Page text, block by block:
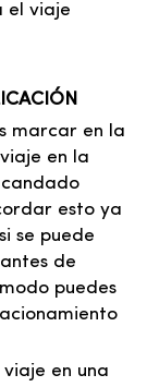
el viaje
marcar en la
en la
esto ya
se puede
de
puedes
en una